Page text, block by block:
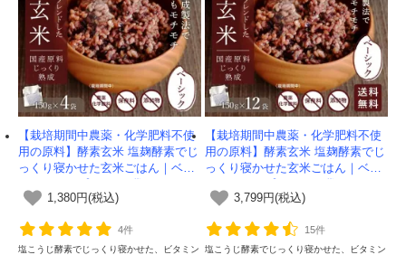
【栽培期間中農薬・化学肥料不使
用の原料】酵素玄米 塩麹酵素でじ
っくり寝かせた玄米ごはん｜ベー
わしま屋-1,380円(税込)
4件
塩こうじ酵素でじっくり寝かせた、ビタミン
【栽培期間中農薬・化学肥料不使
用の原料】酵素玄米 塩麹酵素でじ
っくり寝かせた玄米ごはん｜ベー
かわしま屋-【送料無料】
3,799円(税込)
15件
塩こうじ酵素でじっくり寝かせた、ビタミン